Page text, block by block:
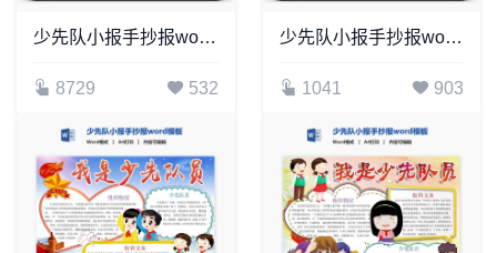
少先队小报手抄报word模板(21)
8729 532
少先队小报手抄报word模板(3)
1041 903